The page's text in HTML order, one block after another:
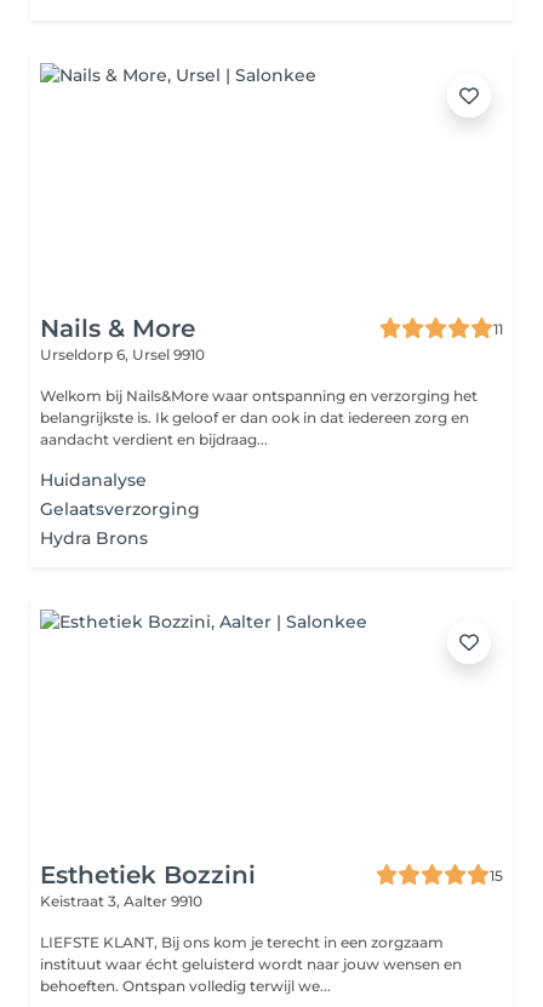
Nails & More
11
Urseldorp 6, Ursel 9910
Welkom bij Nails&More waar ontspanning en verzorging het
belangrijkste is. Ik geloof er dan ook in dat iedereen zorg en
aandacht verdient en bijdraag...
Huidanalyse
Gelaatsverzorging
Hydra Brons
Esthetiek Bozzini
15
Keistraat 3, Aalter 9910
LIEFSTE KLANT, Bij ons kom je terecht in een zorgzaam
instituut waar écht geluisterd wordt naar jouw wensen en
behoeften. Ontspan volledig terwijl we...